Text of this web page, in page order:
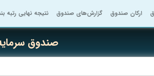
ارکان صندوق گزارش‌های صندوق نتیجه نهایی رتبه
صندوق